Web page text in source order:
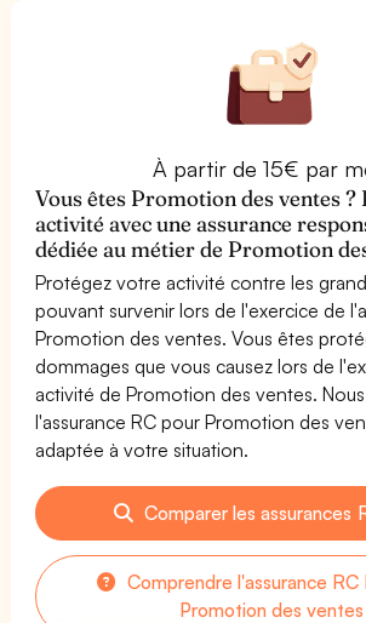
À partir de 15€ par
Vous êtes Promotion des ventes ?
activité avec une assurance
dédiée au métier de Promotion
Protégez votre activité contre les
pouvant survenir lors de l'exercice de
Promotion des ventes. Vous êtes
dommages que vous causez lors de
activité de Promotion des ventes.
l'assurance RC pour Promotion des
adaptée à votre situation.
Comparer les assurances
Comprendre l'assurance RC
Promotion des ventes